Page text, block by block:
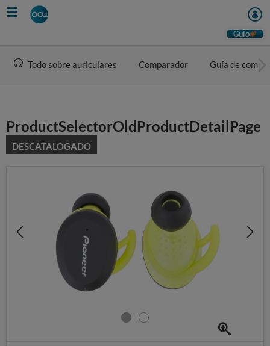
Skip
to
Guio
Todo sobre auriculares Comparador Guía de
ProductSelectorOldProductDetailPage
DESCATALOGADO